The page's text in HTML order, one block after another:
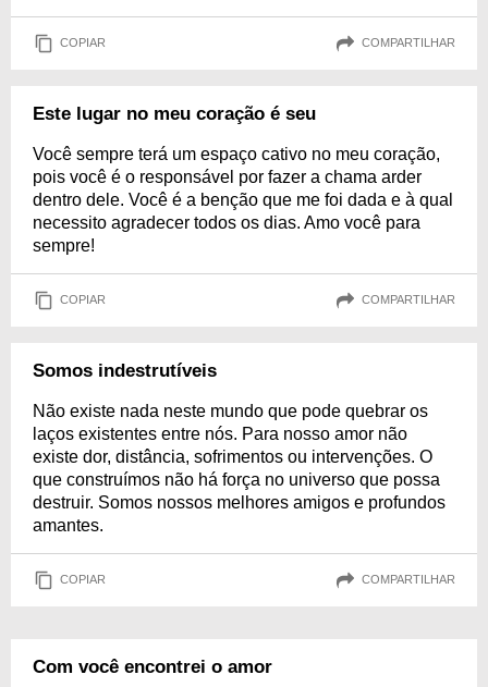
COPIAR COMPARTILHAR
Este lugar no meu coração é seu
Você sempre terá um espaço cativo no meu coração,
pois você é o responsável por fazer a chama arder
dentro dele. Você é a benção que me foi dada e à qual
necessito agradecer todos os dias. Amo você para
sempre!
COPIAR COMPARTILHAR
Somos indestrutíveis
Não existe nada neste mundo que pode quebrar os
laços existentes entre nós. Para nosso amor não
existe dor, distância, sofrimentos ou intervenções. O
que construímos não há força no universo que possa
destruir. Somos nossos melhores amigos e profundos
amantes.
COPIAR COMPARTILHAR
Com você encontrei o amor